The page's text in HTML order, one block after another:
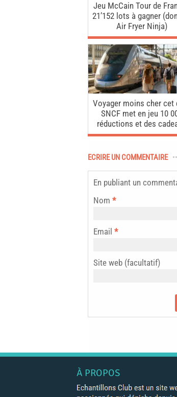
Jeu McCain Tour de
21’152 lots à gagner
Air Fryer Ninja)
Voyager moins cher cet
SNCF met en jeu 10
réductions et des
ECRIRE UN COMMENTAIRE
En publiant un
Nom *
Email *
Site web (facultatif)
À PROPOS